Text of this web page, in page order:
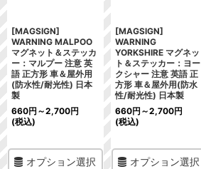
[MAGSIGN]
WARNING MALPOO
マグネット＆ステッカ
ー：マルプー 注意 英
語 正方形 車＆屋外用
(防水性/耐光性) 日本
製
660円 ～2,700円
(税込)
オプション選択
[MAGSIGN]
WARNING
YORKSHIRE マグネッ
ト＆ステッカー：ヨー
クシャー 注意 英語 正
方形 車＆屋外用(防水
性/耐光性) 日本製
660円 ～2,700円
(税込)
オプション選択